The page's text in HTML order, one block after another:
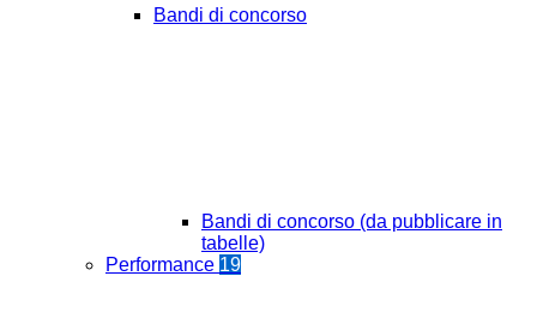
Bandi di concorso
Bandi di concorso (da pubblicare in
tabelle)
Performance 19